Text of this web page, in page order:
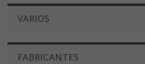
VARIOS
FABRICANTES